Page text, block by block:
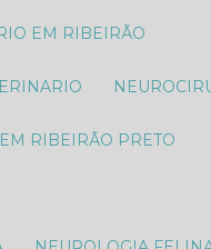
EM RIBEIRÃO
RIBEIRÃO PRETO